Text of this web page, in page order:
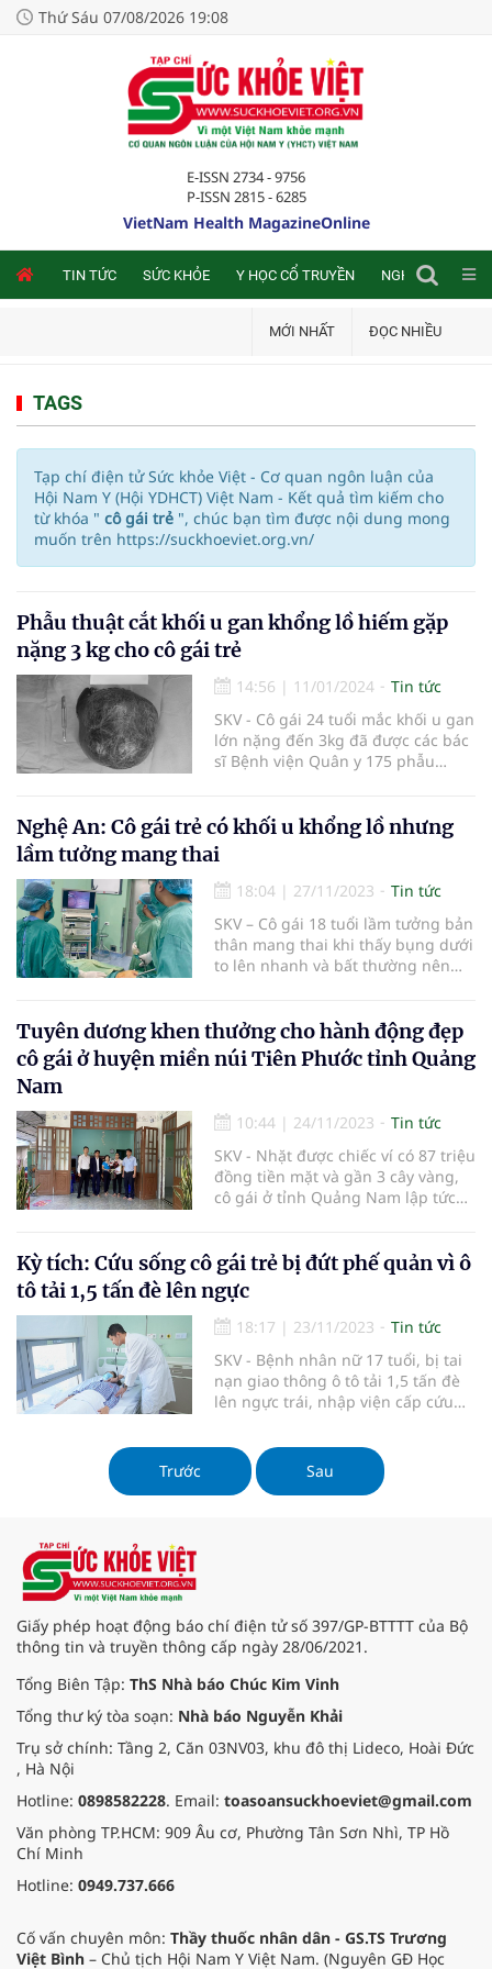
Thứ Sáu 07/08/2026 19:08
E-ISSN 2734 - 9756
P-ISSN 2815 - 6285
VietNam Health MagazineOnline
TIN TỨC SỨC KHỎE Y HỌC CỔ TRUYỀN NGHIÊN CỨU
MỚI NHẤT ĐỌC NHIỀU
TAGS
Tạp chí điện tử Sức khỏe Việt - Cơ quan ngôn luận của
Hội Nam Y (Hội YDHCT) Việt Nam - Kết quả tìm kiếm cho
từ khóa " cô gái trẻ ", chúc bạn tìm được nội dung mong
muốn trên https://suckhoeviet.org.vn/
Phẫu thuật cắt khối u gan khổng lồ hiếm gặp
nặng 3 kg cho cô gái trẻ
14:56 | 11/01/2024
Tin tức
SKV - Cô gái 24 tuổi mắc khối u gan
lớn nặng đến 3kg đã được các bác
sĩ Bệnh viện Quân y 175 phẫu
Nghệ An: Cô gái trẻ có khối u khổng lồ nhưng
lầm tưởng mang thai
18:04 | 27/11/2023
Tin tức
SKV – Cô gái 18 tuổi lầm tưởng bản
thân mang thai khi thấy bụng dưới
to lên nhanh và bất thường nên
khổng lồ.
Tuyên dương khen thưởng cho hành động đẹp
cô gái ở huyện miền núi Tiên Phước tỉnh Quảng
Nam
10:44 | 24/11/2023
Tin tức
SKV - Nhặt được chiếc ví có 87 triệu
đồng tiền mặt và gần 3 cây vàng,
cô gái ở tỉnh Quảng Nam lập tức
Kỳ tích: Cứu sống cô gái trẻ bị đứt phế quản vì ô
tô tải 1,5 tấn đè lên ngực
18:17 | 23/11/2023
Tin tức
SKV - Bệnh nhân nữ 17 tuổi, bị tai
nạn giao thông ô tô tải 1,5 tấn đè
lên ngực trái, nhập viện cấp cứu
108 trong tình trạng nguy kịch.
Đây là trường hợp cấp cứu rất
nặng và hiếm gặp.
Trước Sau
Giấy phép hoạt động báo chí điện tử số 397/GP-BTTTT của Bộ
thông tin và truyền thông cấp ngày 28/06/2021.
Tổng Biên Tập: ThS Nhà báo Chúc Kim Vinh
Tổng thư ký tòa soạn: Nhà báo Nguyễn Khải
Trụ sở chính: Tầng 2, Căn 03NV03, khu đô thị Lideco, Hoài Đức
, Hà Nội
Hotline: 0898582228. Email: toasoansuckhoeviet@gmail.com
Văn phòng TP.HCM: 909 Âu cơ, Phường Tân Sơn Nhì, TP Hồ
Chí Minh
Hotline: 0949.737.666
Cố vấn chuyên môn: Thầy thuốc nhân dân - GS.TS Trương
Việt Bình – Chủ tịch Hội Nam Y Việt Nam. (Nguyên GĐ Học